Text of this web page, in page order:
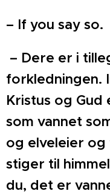
– If you say so.
– Dere er i
forkledningen.
Kristus og
som vannet
og elveleier
stiger til
du, det er